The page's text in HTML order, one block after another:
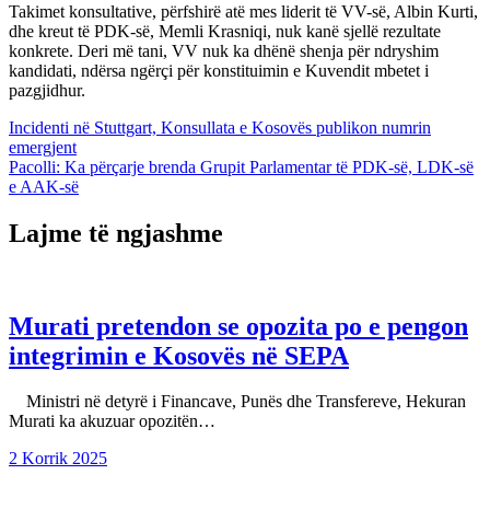
Takimet konsultative, përfshirë atë mes liderit të VV-së, Albin Kurti,
dhe kreut të PDK-së, Memli Krasniqi, nuk kanë sjellë rezultate
konkrete. Deri më tani, VV nuk ka dhënë shenja për ndryshim
kandidati, ndërsa ngërçi për konstituimin e Kuvendit mbetet i
pazgjidhur.
Lëvizje
te
postimet
Incidenti në Stuttgart, Konsullata e Kosovës publikon numrin
emergjent
Pacolli: Ka përçarje brenda Grupit Parlamentar të PDK-së, LDK-së
e AAK-së
Lajme të ngjashme
Murati pretendon se opozita po e pengon
integrimin e Kosovës në SEPA
Ministri në detyrë i Financave, Punës dhe Transfereve, Hekuran
Murati ka akuzuar opozitën…
2 Korrik 2025